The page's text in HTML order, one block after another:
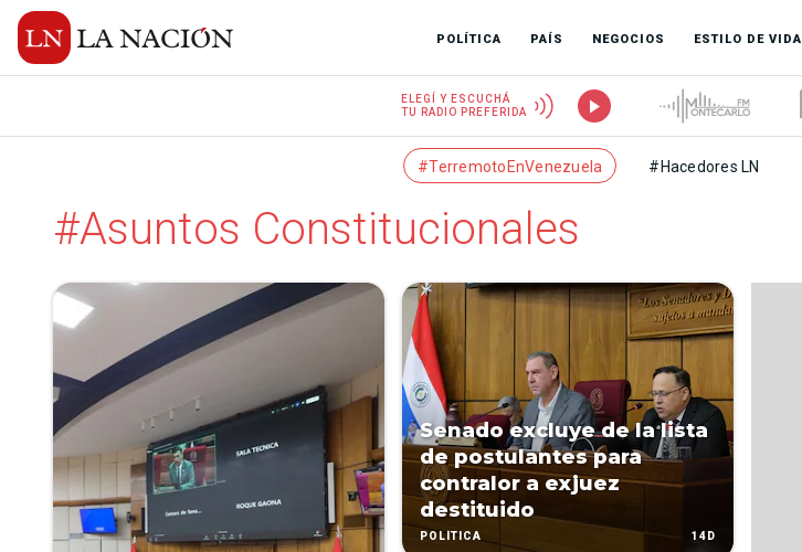
POLÍTICA PAÍS NEGOCIOS ESTILO DE VIDA
ELEGÍ Y ESCUCHÁ
TU RADIO PREFERIDA
#TerremotoEnVenezuela #Hacedores LN
#Asuntos Constitucionales
Senado excluye de la lista
de postulantes para
contralor a exjuez
destituido
POLÍTICA 14D